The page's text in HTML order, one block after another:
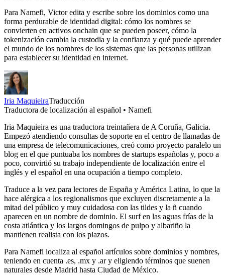
Para Namefi, Victor edita y escribe sobre los dominios como una
forma perdurable de identidad digital: cómo los nombres se
convierten en activos onchain que se pueden poseer, cómo la
tokenización cambia la custodia y la confianza y qué puede aprender
el mundo de los nombres de los sistemas que las personas utilizan
para establecer su identidad en internet.
Iria MaquieiraTraducción
Traductora de localización al español • Namefi
Iria Maquieira es una traductora treintañera de A Coruña, Galicia.
Empezó atendiendo consultas de soporte en el centro de llamadas de
una empresa de telecomunicaciones, creó como proyecto paralelo un
blog en el que puntuaba los nombres de startups españolas y, poco a
poco, convirtió su trabajo independiente de localización entre el
inglés y el español en una ocupación a tiempo completo.
Traduce a la vez para lectores de España y América Latina, lo que la
hace alérgica a los regionalismos que excluyen discretamente a la
mitad del público y muy cuidadosa con las tildes y la ñ cuando
aparecen en un nombre de dominio. El surf en las aguas frías de la
costa atlántica y los largos domingos de pulpo y albariño la
mantienen realista con los plazos.
Para Namefi localiza al español artículos sobre dominios y nombres,
teniendo en cuenta .es, .mx y .ar y eligiendo términos que suenen
naturales desde Madrid hasta Ciudad de México.